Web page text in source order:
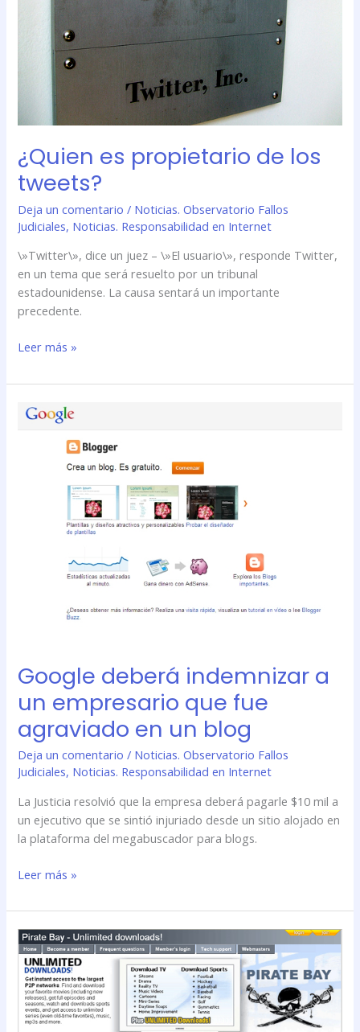
¿Quien es propietario de los
tweets?
Deja un comentario / Noticias. Observatorio Fallos
Judiciales, Noticias. Responsabilidad en Internet
\»Twitter\», dice un juez – \»El usuario\», responde Twitter,
en un tema que será resuelto por un tribunal
estadounidense. La causa sentará un importante
precedente.
Leer más »
Google deberá indemnizar a
un empresario que fue
agraviado en un blog
Deja un comentario / Noticias. Observatorio Fallos
Judiciales, Noticias. Responsabilidad en Internet
La Justicia resolvió que la empresa deberá pagarle $10 mil a
un ejecutivo que se sintió injuriado desde un sitio alojado en
la plataforma del megabuscador para blogs.
Google
deberá
indemnizar
empresario
Leer más »
¿Qué
fundamentos
llevaron
prisión